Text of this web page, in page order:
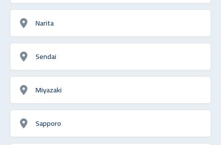
Narita
Sendai
Miyazaki
Sapporo